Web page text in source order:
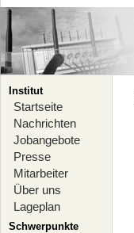
Institut
Startseite
Nachrichten
Jobangebote
Presse
Mitarbeiter
Über uns
Lageplan
Schwerpunkte